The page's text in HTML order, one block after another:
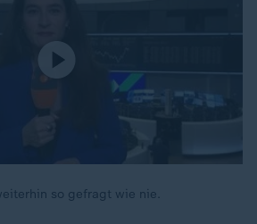
so gefragt wie nie.